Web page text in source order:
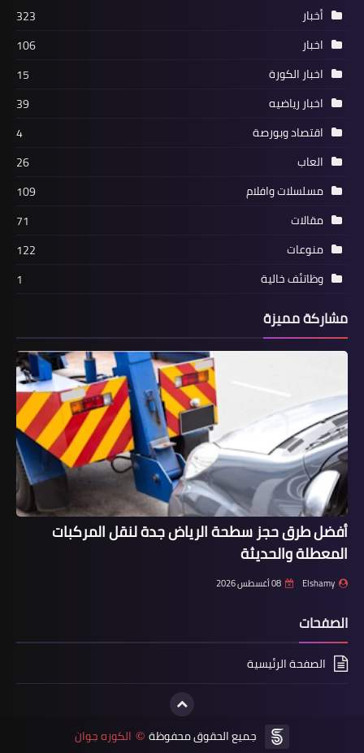
طبيب الزمالك يكشف موقف محمد عبد
الشافي من المشاركة أمام الأهلي في
نهائي كأس مصر
جدول الدوريي المصري الأهلي يواصل
للترنح بعد تعادله مع الجونة
أخبار
بعد تجديد محمد صلاح ورحيل ماني ..
التشكيل المنتظر لـ "ليفربول"
أخبار
323
اخبار
106
اخبار الكورة
15
اخبار رياضيه
39
اقتصاد وبورصة
4
العاب
26
مسلسلات وافلام
109
مقالات
71
منوعات
122
وظاتئف خالية
1
مشاركة مميزة
أفضل طرق حجز سطحة الرياض جدة لنقل المركبات
المعطلة والحديثة
Elshamy 08 أغسطس 2026
الصفحات
الصفحة الرئيسية
جميع الحقوق محفوظة © الكوره جوان